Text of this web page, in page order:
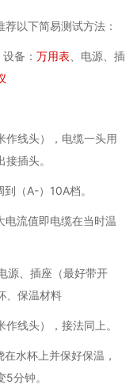
以下简易测试方法：
备： 万用表 、电源、插
作线头），电缆一头用
插头。
（A-）10A档。
电流值即电缆在当时温
源、插座（最好带开
、保温材料
线头），接法同上。
在水杯上并保好保温，
分钟。